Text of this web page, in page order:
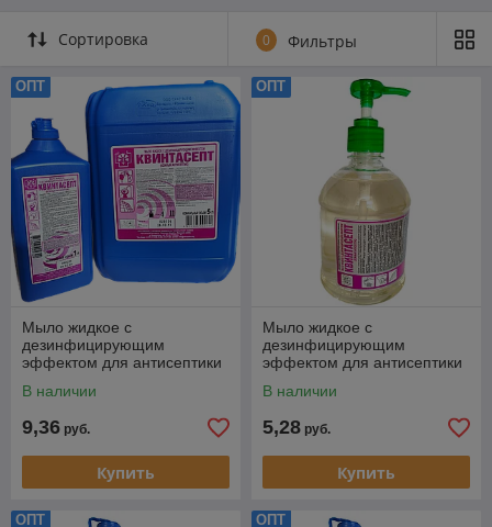
Антибактериальное жидкое мыло и его
выборе
антибакт
ериальн
ого
жидкого
мыла
стоит
обратит
е на
нескольк
важных
факторо
в.
прод
укта. Жидкое мыло может быть гелеобразным или
Сортировка 0 Фильтры
ОПТ
Мыло жидкое с
дезинфицирующим
эффектом для антисептики
В наличии
9,36 руб.
Купить
ОПТ
Мыло жидкое с
дезинфицирующим
эффектом для антисептики
дозатором)
В наличии
5,28 руб.
Купить
ОПТ ОПТ